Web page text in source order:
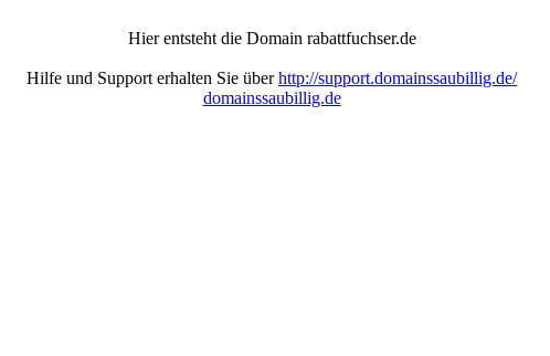
Hier entsteht die Domain rabattfuchser.de
Hilfe und Support erhalten Sie überhttp://support.domainssaubillig.de/
domainssaubillig.de